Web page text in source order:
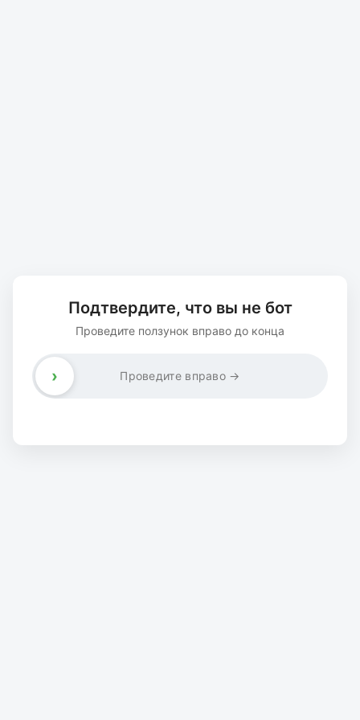
Подтвердите, что вы не бот
Проведите ползунок вправо до конца
Проведите вправо →
›